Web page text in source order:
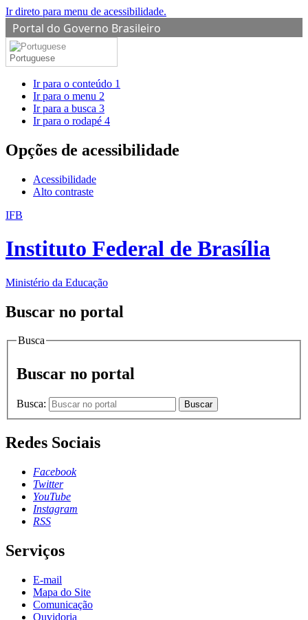
Ir direto para menu de acessibilidade.
Portal do Governo Brasileiro
Portuguese
Ir para o conteúdo 1
Ir para o menu 2
Ir para a busca 3
Ir para o rodapé 4
Opções de acessibilidade
Acessibilidade
Alto contraste
IFB
Instituto Federal de Brasília
Ministério da Educação
Buscar no portal
Busca
Buscar no portal
Busca: Buscar
Redes Sociais
Facebook
Twitter
YouTube
Instagram
RSS
Serviços
E-mail
Mapa do Site
Comunicação
Ouvidoria